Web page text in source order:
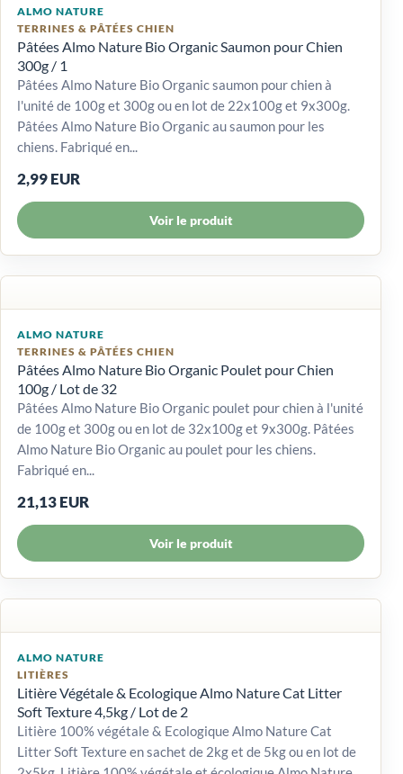
ALMO NATURE
TERRINES & PÂTÉES CHIEN
Pâtées Almo Nature Bio Organic Saumon pour Chien
300g / 1
Pâtées Almo Nature Bio Organic saumon pour chien à
l'unité de 100g et 300g ou en lot de 22x100g et 9x300g.
Pâtées Almo Nature Bio Organic au saumon pour les
chiens. Fabriqué en...
2,99 EUR
Voir le produit
ALMO NATURE
TERRINES & PÂTÉES CHIEN
Pâtées Almo Nature Bio Organic Poulet pour Chien
100g / Lot de 32
Pâtées Almo Nature Bio Organic poulet pour chien à l'unité
de 100g et 300g ou en lot de 32x100g et 9x300g. Pâtées
Almo Nature Bio Organic au poulet pour les chiens.
Fabriqué en...
21,13 EUR
Voir le produit
ALMO NATURE
LITIÈRES
Litière Végétale & Ecologique Almo Nature Cat Litter
Soft Texture 4,5kg / Lot de 2
Litière 100% végétale & Ecologique Almo Nature Cat
Litter Soft Texture en sachet de 2kg et de 5kg ou en lot de